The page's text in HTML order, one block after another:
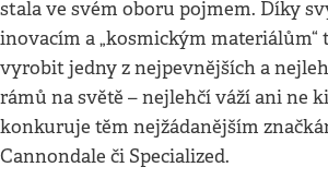
stala ve svém oboru pojmem. Díky
inovacím a „kosmickým materiálům“
vyrobit jedny z nejpevnějších a
rámů na světě – nejlehčí váží ani ne
konkuruje těm nejžádanějším
Cannondale či Specialized.